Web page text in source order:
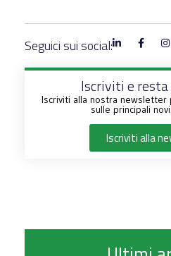
Seguici sui social:
Iscriviti e
Iscriviti alla nostra
sulle principali
Iscriviti alla